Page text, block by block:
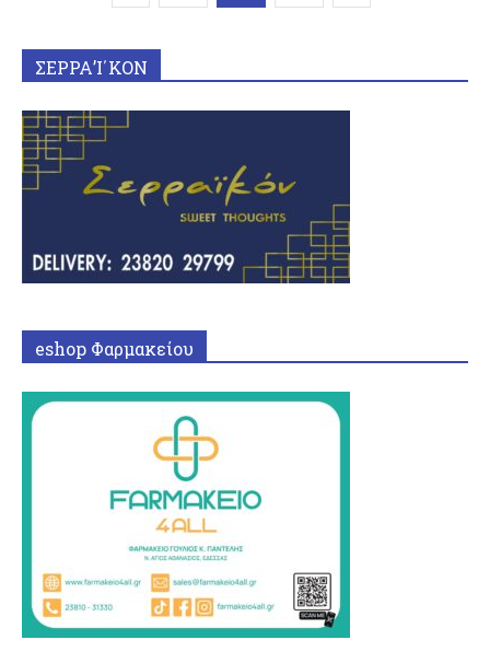
ΣΕΡΡΑ’Ι΄ΚΟΝ
eshop Φαρμακείου